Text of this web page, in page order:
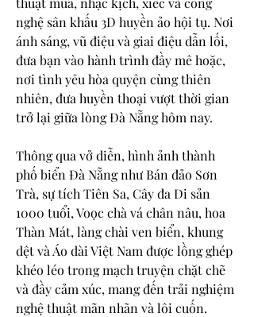
nghệ sân khấu 3D huyền ảo hội tụ. Nơi
ánh sáng, vũ điệu và giai điệu dẫn lối,
đưa bạn vào hành trình đầy mê hoặc,
nơi tình yêu hòa quyện cùng thiên
nhiên, đưa huyền thoại vượt thời gian
trở lại giữa lòng Đà Nẵng hôm nay.
Thông qua vở diễn, hình ảnh thành
phố biển Đà Nẵng như Bán đảo Sơn
Trà, sự tích Tiên Sa, Cây đa Di sản
1000 tuổi, Voọc chà vá chân nâu, hoa
Thàn Mát, làng chài ven biển, khung
dệt và Áo dài Việt Nam được lồng ghép
khéo léo trong mạch truyện chặt chẽ
và đầy cảm xúc, mang đến trải nghiệm
nghệ thuật mãn nhãn và lôi cuốn.